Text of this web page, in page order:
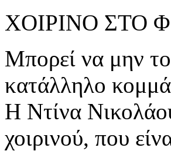
ΧΟΙΡΙΝΟ ΣΤΟ
Μπορεί να μην το
κατάλληλο
Η Ντίνα
χοιρινού, που